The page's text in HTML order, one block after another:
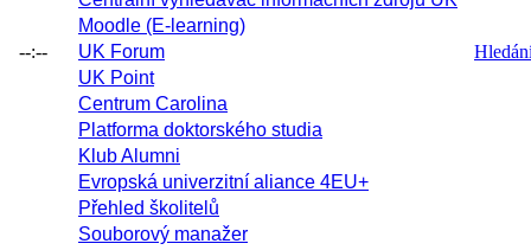
--:--
Moodle (E-learning)
UK Forum
UK Point
Centrum Carolina
Platforma doktorského studia
Klub Alumni
Evropská univerzitní aliance 4EU+
Přehled školitelů
Souborový manažer